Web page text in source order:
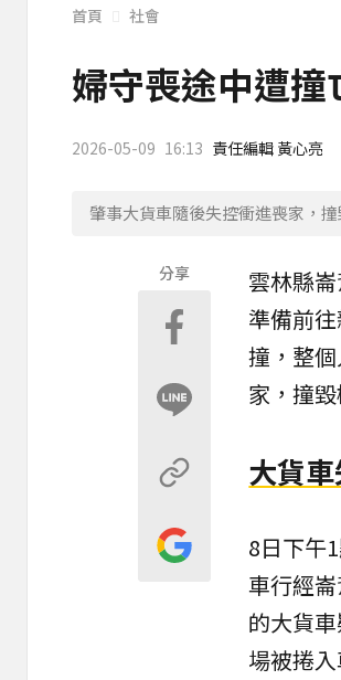
今關公誕辰可求財！3種
首頁 社會
婦守喪途中遭
2026-05-09 16:13 責任編輯 黃心亮
肇事大貨車隨後失控衝進喪家，
分享 雲林縣
準備前
撞，整
家，撞
大貨
8日下午
車行經
的大貨
場被捲